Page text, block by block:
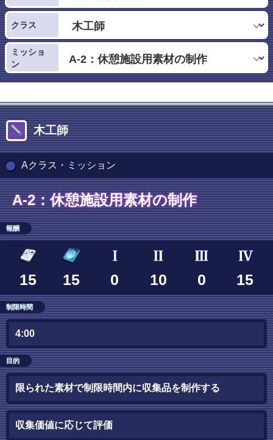
クラス
ミッショ
ン
木工師
Aクラス・ミッション
A-2：休憩施設用素材の制作
報酬
15 15 0 10 0 15
制限時間
4:00
目的
限られた素材で制限時間内に収集品を制作する
収集価値に応じて評価